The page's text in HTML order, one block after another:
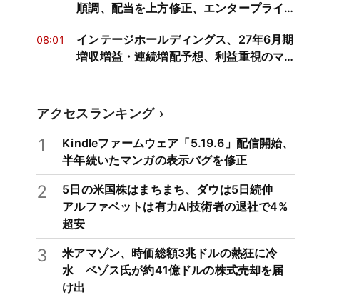
順調、配当を上方修正、エンタープライ
08:01
インテージホールディングス、27年6月期
増収増益・連続増配予想、利益重視のマ
アクセスランキング
1
Kindleファームウェア「5.19.6」配信開始、
半年続いたマンガの表示バグを修正
2
5日の米国株はまちまち、ダウは5日続伸
アルファベットは有力AI技術者の退社で4%
超安
3
米アマゾン、時価総額3兆ドルの熱狂に冷
水 ベゾス氏が約41億ドルの株式売却を届
け出